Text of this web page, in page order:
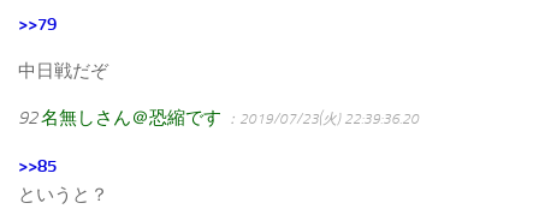
>>79
中日戦だぞ
92名無しさん＠恐縮です ：2019/07/23(火) 22:39:36.20
>>85
というと？